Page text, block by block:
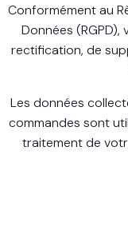
Conformément au
Données (RGPD),
rectification, de
Les données
commandes sont
traitement de